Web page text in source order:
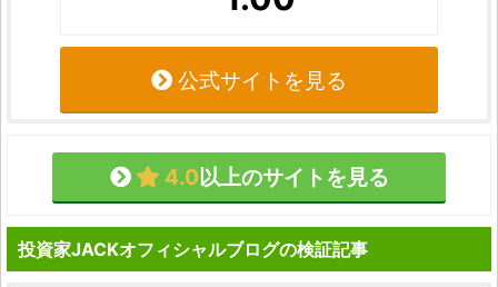
公式サイトを見る
4.0以上のサイトを見る
投資家JACKオフィシャルブログの検証記事